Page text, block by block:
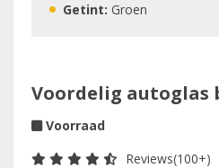
Getint: Groen
Voordelig autoglas
Voorraad
Reviews(100+)